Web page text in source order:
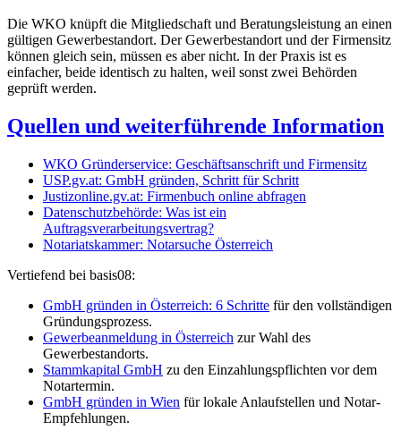
Die WKO knüpft die Mitgliedschaft und Beratungsleistung an einen
gültigen Gewerbestandort. Der Gewerbestandort und der Firmensitz
können gleich sein, müssen es aber nicht. In der Praxis ist es
einfacher, beide identisch zu halten, weil sonst zwei Behörden
geprüft werden.
Quellen und weiterführende Information
WKO Gründerservice: Geschäftsanschrift und Firmensitz
USP.gv.at: GmbH gründen, Schritt für Schritt
Justizonline.gv.at: Firmenbuch online abfragen
Datenschutzbehörde: Was ist ein
Auftragsverarbeitungsvertrag?
Notariatskammer: Notarsuche Österreich
Vertiefend bei basis08:
GmbH gründen in Österreich: 6 Schritte für den vollständigen
Gründungsprozess.
Gewerbeanmeldung in Österreich zur Wahl des
Gewerbestandorts.
Stammkapital GmbH zu den Einzahlungspflichten vor dem
Notartermin.
GmbH gründen in Wien für lokale Anlaufstellen und Notar-
Empfehlungen.